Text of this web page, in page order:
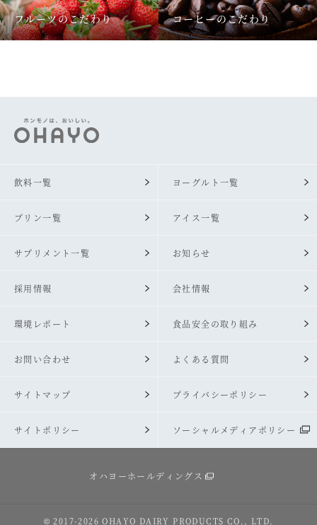
フルーツのこだわり コーヒーのこだわり
飲料一覧 ヨーグルト一覧
プリン一覧 アイス一覧
サプリメント一覧 お知らせ
採用情報 会社情報
環境レポート 食品安全の取り組み
お問い合わせ よくある質問
サイトマップ プライバシーポリシー
サイトポリシー ソーシャルメディアポリシー
オハヨーホールディングス
© 2017-2026OHAYO DAIRY PRODUCTS CO., LTD.